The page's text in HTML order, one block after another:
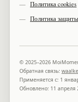
Политика cookies
Политика
© 2025–2026
Обратная связь:
Применяется с: 1
Обновлено: 11 апреля